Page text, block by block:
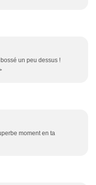
un peu dessus !
moment en ta